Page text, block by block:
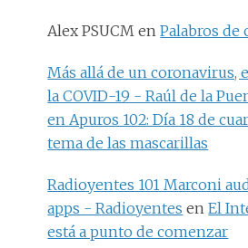
Alex PSUCM enPalabros
Más allá de un coronavirus,
la COVID-19 - Raúl de la
en Apuros 102: Día 18 de
tema de las mascarillas
Radioyentes 101 Marconi
apps - Radioyentes enEl
está a punto de comenzar